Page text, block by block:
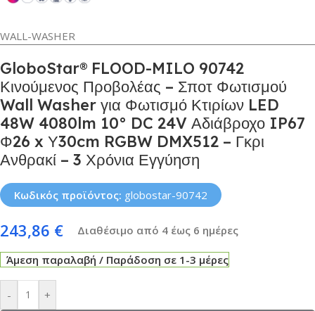
WALL-WASHER
GloboStar® FLOOD-MILO 90742
Κινούμενος Προβολέας – Σποτ Φωτισμού
Wall Washer για Φωτισμό Κτιρίων LED
48W 4080lm 10° DC 24V Αδιάβροχο IP67
Φ26 x Υ30cm RGBW DMX512 – Γκρι
Ανθρακί – 3 Χρόνια Εγγύηση
Κωδικός προϊόντος: globostar-90742
243,86 € Διαθέσιμο από 4 έως 6 ημέρες
Άμεση παραλαβή / Παράδοση σε 1-3 μέρες
- +